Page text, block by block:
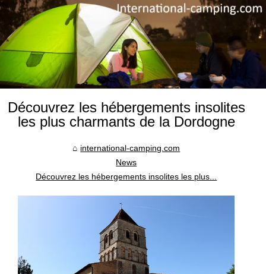
Découvrez les hébergements insolites
les plus charmants de la Dordogne
international-camping.com
News
Découvrez les hébergements insolites les plus...